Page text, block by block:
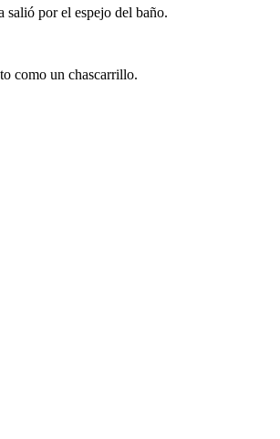
salió por el espejo del baño.
como un chascarrillo.